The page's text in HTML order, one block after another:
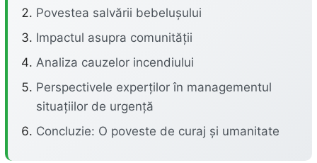
Povestea salvării bebelușului
Impactul asupra comunității
Analiza cauzelor incendiului
Perspectivele experților în managementul
situațiilor de urgență
Concluzie: O poveste de curaj și umanitate